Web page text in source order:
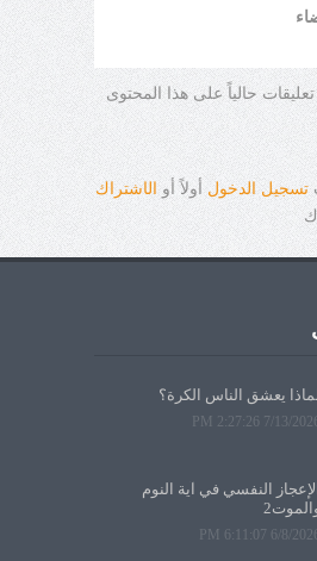
تعليقات حالياً على هذا المحتوى
تسجيل الدخول أولاً أو الاشتراك
لماذا يعشق الناس الكرة؟
7/13/2026 2:27:26 PM
الإعجاز النفسي في آية النوم
6/8/2026 6:11:07 PM